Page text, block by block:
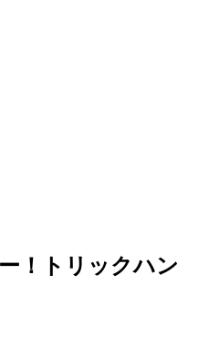
！トリックハン